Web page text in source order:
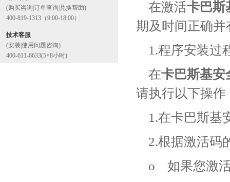
(购买咨询|订单查询|兑换帮助)
400-819-1313（9:00-18:00）
技术客服
(安装|使用问题咨询)
400-611-6633(5×8小时)
在激活卡巴斯
期及时间正确
1.程序安装过
在卡巴斯基安
请执行以下操作
1.在卡巴斯基
2.根据激活码
o 如果您激